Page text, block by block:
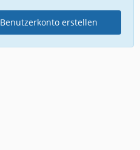
Benutzerkonto erstellen